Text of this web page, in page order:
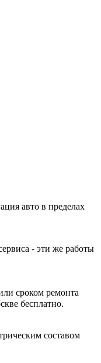
авто в пределах
- эти же работы
сроком ремонта
бесплатно.
составом